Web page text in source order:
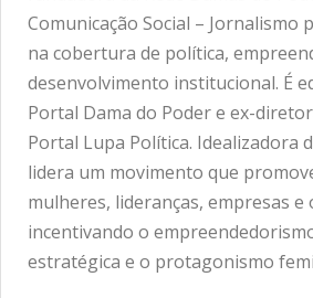
Comunicação Social – Jornalismo
na cobertura de política,
desenvolvimento institucional. É
Portal Dama do Poder e ex-
Portal Lupa Política. Idealizadora
lidera um movimento que
mulheres, lideranças, empresas
incentivando o
estratégica e o protagonismo